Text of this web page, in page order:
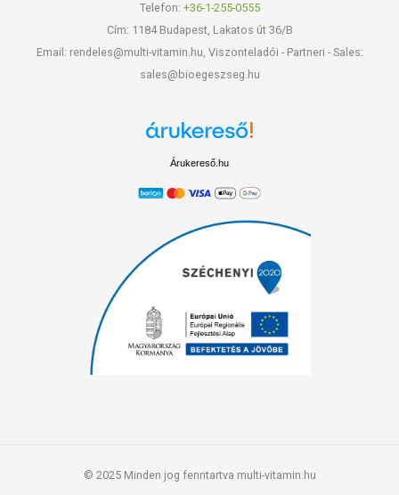
Telefon: +36-1-255-0555
Cím: 1184 Budapest, Lakatos út 36/B
Email: rendeles@multi-vitamin.hu, Viszonteladói - Partneri - Sales:
sales@bioegeszseg.hu
Árukereső.hu
© 2025 Minden jog fenntartva multi-vitamin.hu